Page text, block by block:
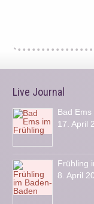
Live Journal
Bad
17. April
Frühling
8. April